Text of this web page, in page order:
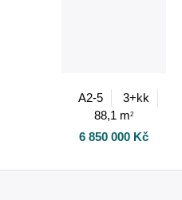
A2-5
3+kk
88,1 m2
6 850 000 Kč